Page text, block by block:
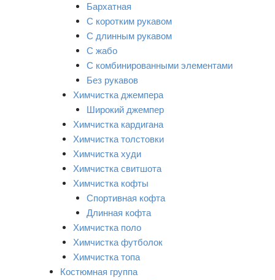
Бархатная
С коротким рукавом
С длинным рукавом
С жабо
С комбинированными элементами
Без рукавов
Химчистка джемпера
Широкий джемпер
Химчистка кардигана
Химчистка толстовки
Химчистка худи
Химчистка свитшота
Химчистка кофты
Спортивная кофта
Длинная кофта
Химчистка поло
Химчистка футболок
Химчистка топа
Костюмная группа